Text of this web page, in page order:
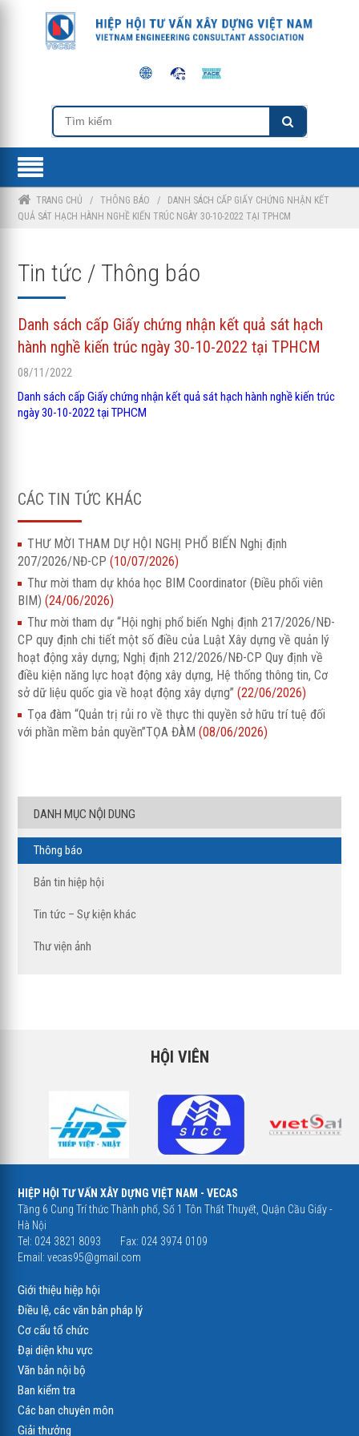
TRANG CHỦ /THÔNG BÁO /
DANH SÁCH CẤP GIẤY CHỨNG NHẬN KẾT
QUẢ SÁT HẠCH HÀNH NGHỀ KIẾN TRÚC NGÀY 30-10-2022 TẠI TPHCM
Tin tức / Thông báo
Danh sách cấp Giấy chứng nhận kết quả sát hạch
hành nghề kiến trúc ngày 30-10-2022 tại TPHCM
08/11/2022
Danh sách cấp Giấy chứng nhận kết quả sát hạch hành nghề kiến trúc
ngày 30-10-2022 tại TPHCM
CÁC TIN TỨC KHÁC
THƯ MỜI THAM DỰ HỘI NGHỊ PHỔ BIẾN Nghị định
207/2026/NĐ-CP(10/07/2026)
Thư mời tham dự khóa học BIM Coordinator (Điều phối viên
BIM)(24/06/2026)
Thư mời tham dự “Hội nghị phổ biến Nghị định 217/2026/NĐ-
CP quy định chi tiết một số điều của Luật Xây dựng về quản lý
hoạt động xây dựng; Nghị định 212/2026/NĐ-CP Quy định về
điều kiện năng lực hoạt động xây dựng, Hệ thống thông tin, Cơ
sở dữ liệu quốc gia về hoạt động xây dựng”(22/06/2026)
Tọa đàm “Quản trị rủi ro về thực thi quyền sở hữu trí tuệ đối
với phần mềm bản quyền”TỌA ĐÀM(08/06/2026)
DANH MỤC NỘI DUNG
Thông báo
Bản tin hiệp hội
Tin tức – Sự kiện khác
Thư viện ảnh
HỘI VIÊN
HIỆP HỘI TƯ VẤN XÂY DỰNG VIỆT NAM - VECAS
Tầng 6 Cung Trí thức Thành phố, Số 1 Tôn Thất Thuyết, Quận Cầu Giấy -
Hà Nội
Tel: 024 3821 8093
Fax: 024 3974 0109
Email:vecas95@gmail.com
Giới thiệu hiệp hội
Điều lệ, các văn bản pháp lý
Cơ cấu tổ chức
Đại diện khu vực
Văn bản nội bộ
Ban kiểm tra
Các ban chuyên môn
Giải thưởng